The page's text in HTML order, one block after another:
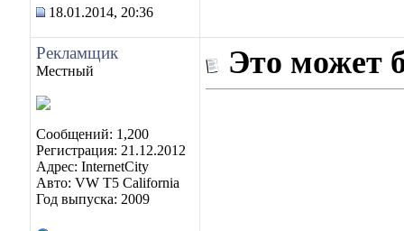
18.01.2014, 20:36
Рекламщик
Местный
Сообщений: 1,200
Регистрация: 21.12.2012
Адрес: InternetCity
Авто: VW T5 California
Год выпуска: 2009
Это может